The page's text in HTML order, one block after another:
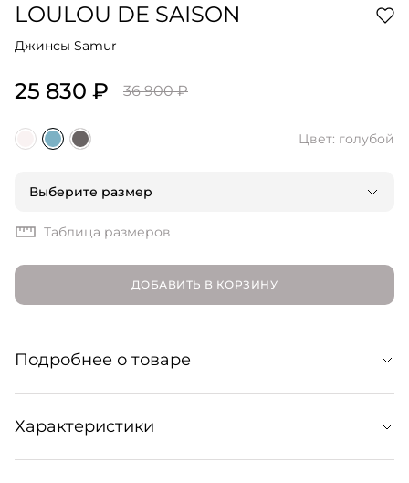
LOULOU DE SAISON
Джинсы Samur
25 830 ₽ 36 900 ₽
Цвет: голубой
Выберите размер
Таблица размеров
ДОБАВИТЬ В КОРЗИНУ
Подробнее о товаре
Прямые джинсы свободного кроя. Идеальны для
расслабленных образов и базовых сочетаний с
футболками, топами, джемперами, жакетами и любыми
Характеристики